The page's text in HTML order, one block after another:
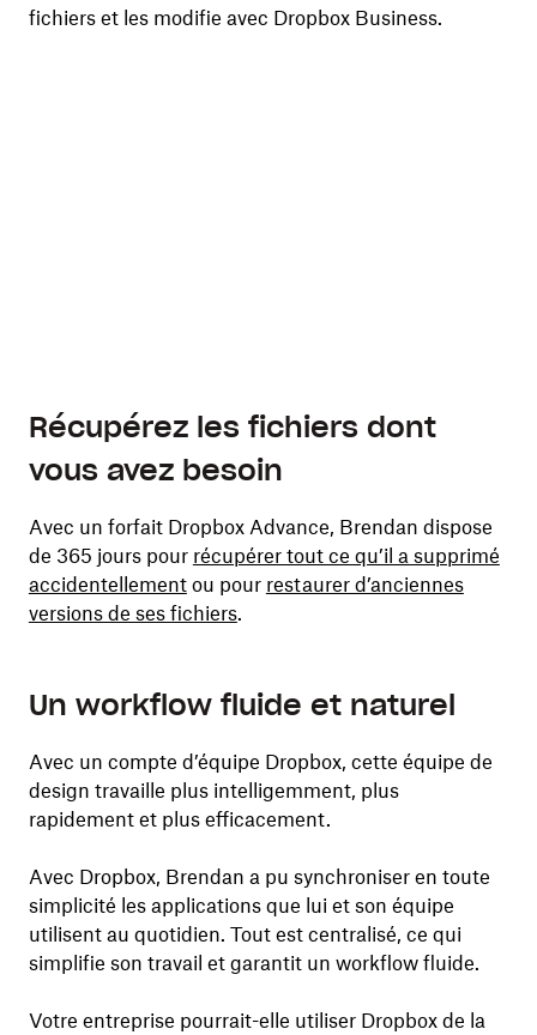
fichiers et les modifie avec Dropbox Business.
Récupérez les fichiers dont
vous avez besoin
Avec un forfait Dropbox Advance, Brendan dispose
de 365 jours pour récupérer tout ce qu’il a supprimé
accidentellementou pour restaurer d’anciennes
versions de ses fichiers.
Un workflow fluide et naturel
Avec un compte d’équipe Dropbox, cette équipe de
design travaille plus intelligemment, plus
rapidement et plus efficacement.
Avec Dropbox, Brendan a pu synchroniser en toute
simplicité les applications que lui et son équipe
utilisent au quotidien. Tout est centralisé, ce qui
simplifie son travail et garantit un workflow fluide.
Votre entreprise pourrait-elle utiliser Dropbox de la